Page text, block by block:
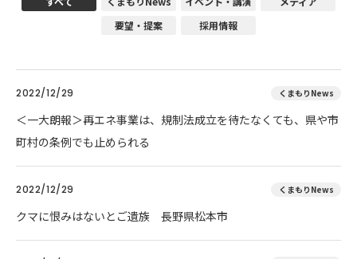
要望・提案
採用情報
2022/12/29 くまもりNews
＜一大朗報＞再エネ事業は、規制法成立を待たなくても、県や市
町村の条例でも止められる
2022/12/29 くまもりNews
クマに恨みはないとご遺族 長野県松本市